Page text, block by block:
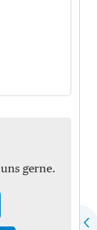
gerne.